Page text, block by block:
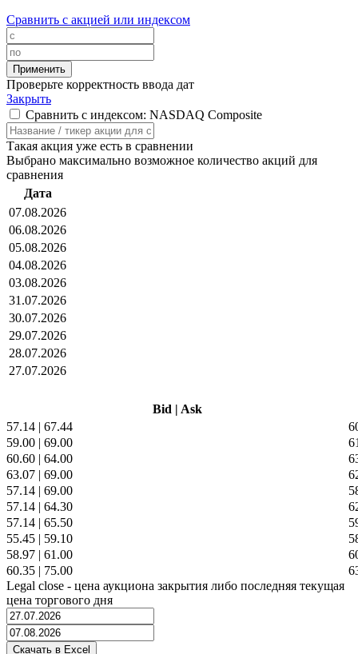
Сравнить с акцией или индексом
Проверьте корректность ввода дат
Закрыть
Сравнить с индексом: NASDAQ Composite
Такая акция уже есть в сравнении
Выбрано максимально возможное количество акций для
сравнения
Дата
07.08.2026
06.08.2026
05.08.2026
04.08.2026
03.08.2026
31.07.2026
30.07.2026
29.07.2026
28.07.2026
27.07.2026
Bid | Ask
57.14 | 67.44
59.00 | 69.00
60.60 | 64.00
63.07 | 69.00
57.14 | 69.00
57.14 | 64.30
57.14 | 65.50
55.45 | 59.10
58.97 | 61.00
60.35 | 75.00
Legal close - цена аукциона закрытия либо последняя текущая
цена торгового дня